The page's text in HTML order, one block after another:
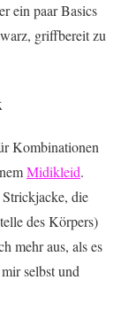
ein paar Basics
griffbereit zu
Kombinationen
Midikleid.
die
des Körpers)
mehr aus, als es
selbst und